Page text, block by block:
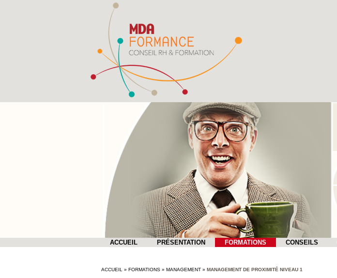
ACCUEIL PRÉSENTATION FORMATIONS CONSEILS
ACCUEIL FORMATIONS MANAGEMENT MANAGEMENT DE PROXIMITÉ NIVEAU 1